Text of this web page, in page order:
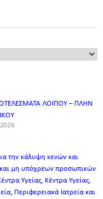
ΛΟΙΠΟΥ – ΠΛΗΝ
την κάλυψη κενών και
μη υπόχρεων προσωπικών
Υγείας, Κέντρα Υγείας,
Περιφερειακά Ιατρεία και